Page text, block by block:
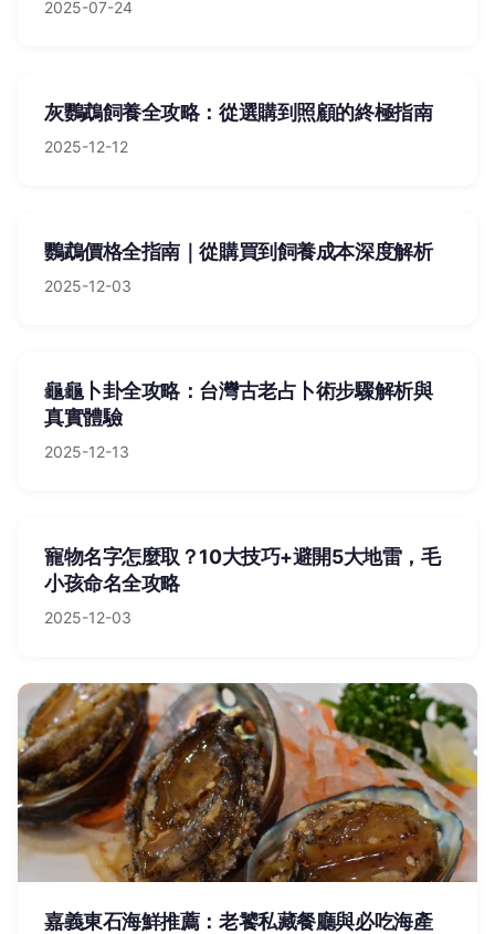
2025-07-24
灰鸚鵡飼養全攻略：從選購到照顧的終極指南
2025-12-12
鸚鵡價格全指南｜從購買到飼養成本深度解析
2025-12-03
龜龜卜卦全攻略：台灣古老占卜術步驟解析與
真實體驗
2025-12-13
寵物名字怎麼取？10大技巧+避開5大地雷，毛
小孩命名全攻略
2025-12-03
嘉義東石海鮮推薦：老饕私藏餐廳與必吃海產